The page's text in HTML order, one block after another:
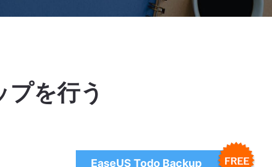
を行う
EaseUS Todo Backup